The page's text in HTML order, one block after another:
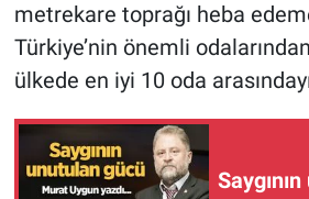
metrekare toprağı heba
Türkiye’nin önemli
ülkede en iyi 10 oda